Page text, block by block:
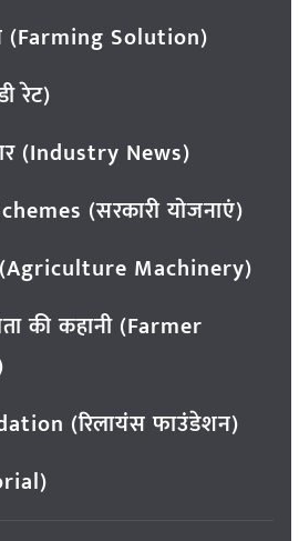
(Farming Solution)
रेट)
(Industry News)
(सरकारी योजनाएं)
(Agriculture Machinery)
की कहानी (Farmer
(रिलायंस फाउंडेशन)